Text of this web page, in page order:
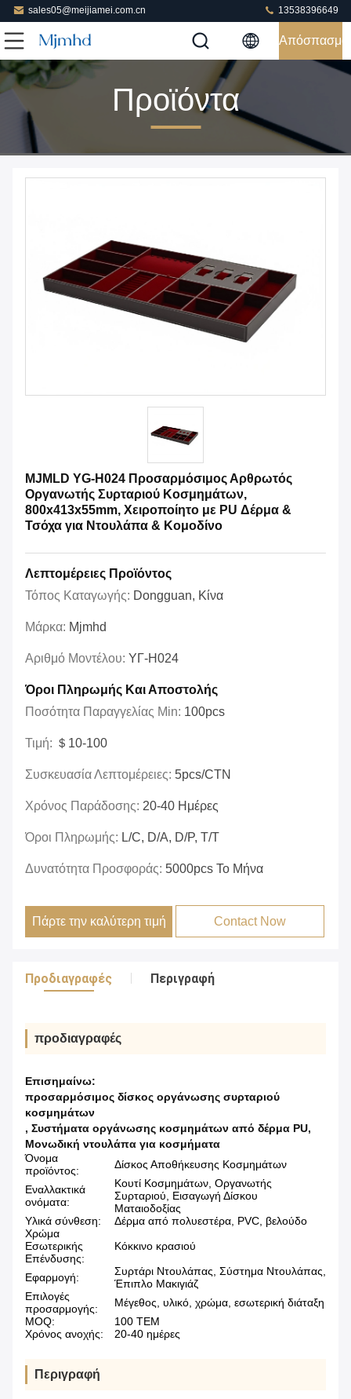
sales05@meijiamei.com.cn 13538396649
Απόσπασμα
Προϊόντα
MJMLD YG-H024 Προσαρμόσιμος Αρθρωτός
Οργανωτής Συρταριού Κοσμημάτων,
800x413x55mm, Χειροποίητο με PU Δέρμα &
Τσόχα για Ντουλάπα & Κομοδίνο
Λεπτομέρειες Προϊόντος
Τόπος Καταγωγής: Dongguan, Κίνα
Μάρκα: Mjmhd
Αριθμό Μοντέλου: ΥΓ-H024
Όροι Πληρωμής Και Αποστολής
Ποσότητα Παραγγελίας Min: 100pcs
Τιμή: ＄10-100
Συσκευασία Λεπτομέρειες: 5pcs/CTN
Χρόνος Παράδοσης: 20-40 Ημέρες
Όροι Πληρωμής: L/c, D/a, D/p, T/t
Δυνατότητα Προσφοράς: 5000pcs Το Μήνα
Πάρτε την καλύτερη τιμή Contact Now
Προδιαγραφές Περιγραφή
προδιαγραφές
Επισημαίνω:
προσαρμόσιμος δίσκος οργάνωσης συρταριού
κοσμημάτων
, Συστήματα οργάνωσης κοσμημάτων από δέρμα PU,
Μονωδική ντουλάπα για κοσμήματα
Όνομα
προϊόντος:
Δίσκος Αποθήκευσης Κοσμημάτων
Εναλλακτικά
ονόματα:
Κουτί Κοσμημάτων, Οργανωτής
Συρταριού, Εισαγωγή Δίσκου
Ματαιοδοξίας
Υλικά σύνθεση:
Δέρμα από πολυεστέρα, PVC, βελούδο
Χρώμα
Εσωτερικής
Επένδυσης:
Κόκκινο κρασιού
Εφαρμογή:
Συρτάρι Ντουλάπας, Σύστημα Ντουλάπας,
Έπιπλο Μακιγιάζ
Επιλογές
προσαρμογής:
Μέγεθος, υλικό, χρώμα, εσωτερική διάταξη
MOQ:
100 ΤΕΜ
Χρόνος ανοχής:
20-40 ημέρες
Περιγραφή